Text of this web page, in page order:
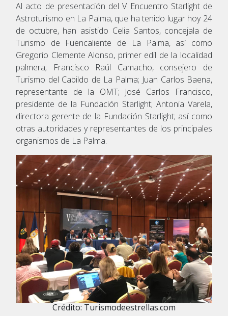
Al acto de presentación del V Encuentro Starlight de
Astroturismo en La Palma, que ha tenido lugar hoy 24
de octubre, han asistido Celia Santos, concejala de
Turismo de Fuencaliente de La Palma, así como
Gregorio Clemente Alonso, primer edil de la localidad
palmera; Francisco Raúl Camacho, consejero de
Turismo del Cabildo de La Palma; Juan Carlos Baena,
representante de la OMT; José Carlos Francisco,
presidente de la Fundación Starlight; Antonia Varela,
directora gerente de la Fundación Starlight; así como
otras autoridades y representantes de los principales
organismos de La Palma.
Crédito: Turismodeestrellas.com